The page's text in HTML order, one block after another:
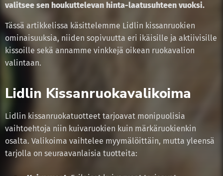
valitsee sen houkuttelevan hinta-laatusuhteen vuoksi.
Tässä artikkelissa käsittelemme Lidlin kissanruokien
ominaisuuksia, niiden sopivuutta eri ikäisille ja aktiivisille
kissoille sekä annamme vinkkejä oikean ruokavalion
valintaan.
Lidlin Kissanruokavalikoima
Lidlin kissanruokatuotteet tarjoavat monipuolisia
vaihtoehtoja niin kuivaruokien kuin märkäruokienkin
osalta. Valikoima vaihtelee myymälöittäin, mutta yleensä
tarjolla on seuraavanlaisia tuotteita: